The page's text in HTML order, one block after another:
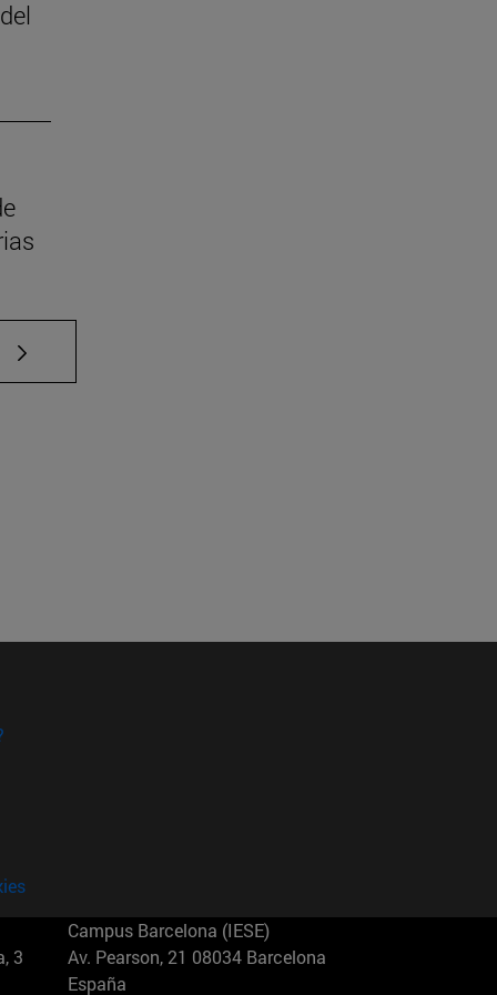
TAB para desplazarse.
3
Campus Barcelona (IESE)
Av. Pearson, 21 08034 Barcelona
España